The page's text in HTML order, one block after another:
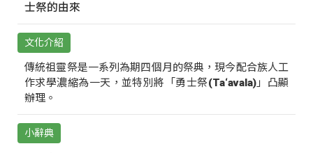
士祭的由來
文化介紹
傳統祖靈祭是一系列為期四個月的祭典，現今配合族人工
作求學濃縮為一天，並特別將「勇士祭(Ta‘avala)」凸顯
辦理。
小辭典